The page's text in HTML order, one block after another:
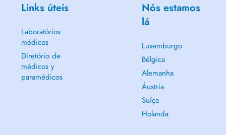
Links úteis
Laboratórios
médicos
Diretório de
médicos y
paramédicos
Nós estamos
lá
Luxemburgo
Bélgica
Alemanha
Áustria
Suíça
Holanda